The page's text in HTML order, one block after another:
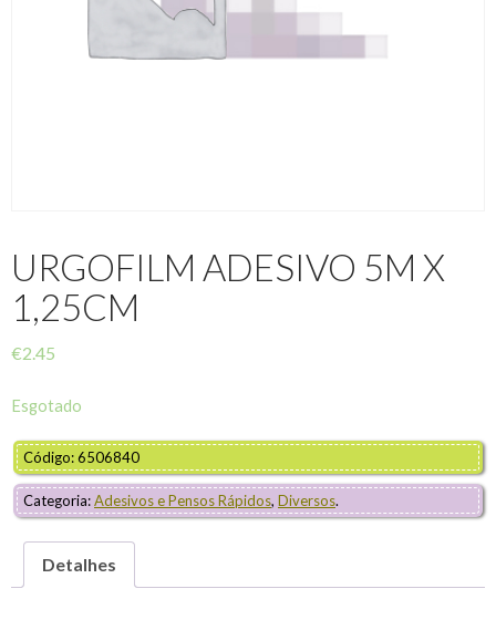
URGOFILM ADESIVO 5M X
1,25CM
€2.45
Esgotado
Código: 6506840
Categoria:Adesivos e Pensos Rápidos, Diversos.
Detalhes